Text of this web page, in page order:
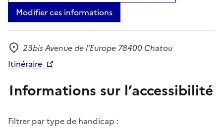
Modifier ces informations
Adresse
23bis Avenue de l'Europe 78400 Chatou
Itinéraire
Informations sur l’accessibilité
Filtrer par type de handicap :